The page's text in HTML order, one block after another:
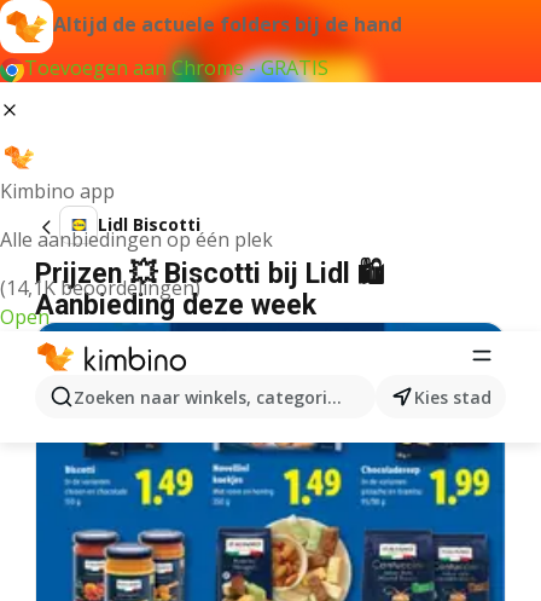
Altijd de actuele folders bij de hand
Toevoegen aan Chrome - GRATIS
Kimbino app
Alle aanbiedingen op één plek
(14,1K beoordelingen)
Open
Zoeken naar winkels, categorieën, producten...
Kies stad
Lidl Biscotti
Prijzen 💥 Biscotti bij Lidl 🛍️
Aanbieding deze week